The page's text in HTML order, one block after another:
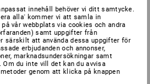
innehåll behöver vi ditt samtycke.
alla' kommer vi att samla in
vår webbplats via cookies och andra
samt uppgifter från
särskilt att använda dessa uppgifter för
erbjudanden och annonser,
marknadsundersökningar samt
du inte vill det kan du avvisa
genom att klicka på knappen